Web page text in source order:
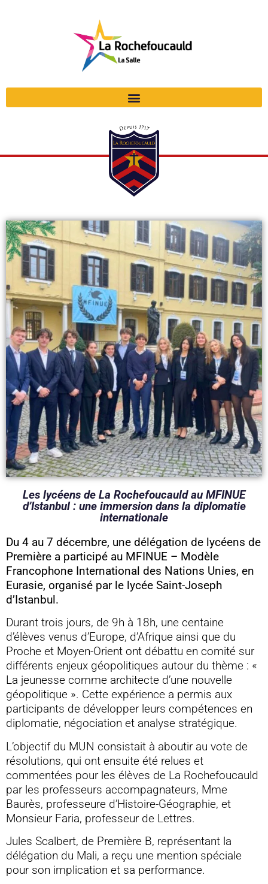
Les lycéens de La Rochefoucauld au MFINUE
d’Istanbul : une immersion dans la diplomatie
internationale
Du 4 au 7 décembre, une délégation de lycéens de
Première a participé au MFINUE – Modèle
Francophone International des Nations Unies, en
Eurasie, organisé par le lycée Saint-Joseph
d’Istanbul.
Durant trois jours, de 9h à 18h, une centaine
d’élèves venus d’Europe, d’Afrique ainsi que du
Proche et Moyen-Orient ont débattu en comité sur
différents enjeux géopolitiques autour du thème : «
La jeunesse comme architecte d’une nouvelle
géopolitique ». Cette expérience a permis aux
participants de développer leurs compétences en
diplomatie, négociation et analyse stratégique.
L’objectif du MUN consistait à aboutir au vote de
résolutions, qui ont ensuite été relues et
commentées pour les élèves de La Rochefoucauld
par les professeurs accompagnateurs, Mme
Baurès, professeure d’Histoire-Géographie, et
Monsieur Faria, professeur de Lettres.
Jules Scalbert, de Première B, représentant la
délégation du Mali, a reçu une mention spéciale
pour son implication et sa performance.